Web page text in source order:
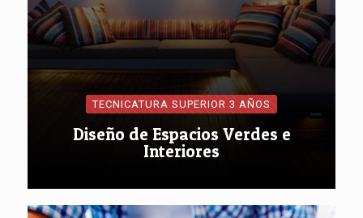
TECNICATURA SUPERIOR 3 AÑOS
Diseño de Espacios Verdes e
Interiores